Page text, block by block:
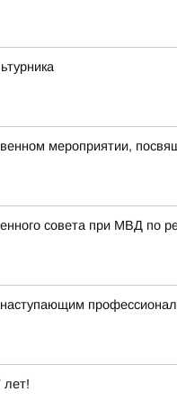
мероприятии,
совета при МВД по
лет!